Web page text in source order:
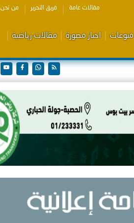
مقالات عامة فريق التحرير من نحن
منوعات اخبار مصورة مقالات رياضية